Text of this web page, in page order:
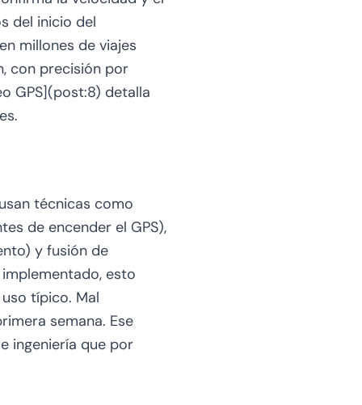
del inicio del
millones de viajes
con precisión por
GPS](post:8) detalla
técnicas como
de encender el GPS),
y fusión de
esto
típico. Mal
semana. Ese
ingeniería que por